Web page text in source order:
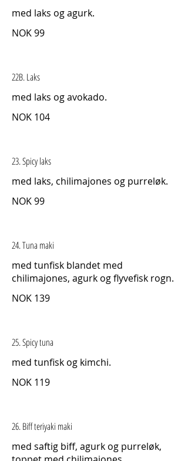
med laks og agurk.
NOK 99
22B. Laks
med laks og avokado.
NOK 104
23. Spicy laks
med laks, chilimajones og purreløk.
NOK 99
24. Tuna maki
med tunfisk blandet med
chilimajones, agurk og flyvefisk rogn.
NOK 139
25. Spicy tuna
med tunfisk og kimchi.
NOK 119
26. Biff teriyaki maki
med saftig biff, agurk og purreløk,